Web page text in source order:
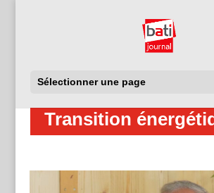
Sélectionner une page
Transition